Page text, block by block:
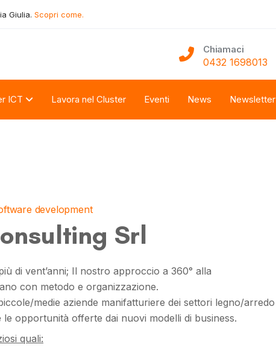
Giulia. Scopri come.
Chiamaci
0432 1698013
ICT Lavora nel Cluster Eventi News Newsletter
development
Srl
di vent’anni; Il nostro approccio a 360° alla
con metodo e organizzazione.
medie aziende manifatturiere dei settori legno/arredo
opportunità offerte dai nuovi modelli di business.
quali: